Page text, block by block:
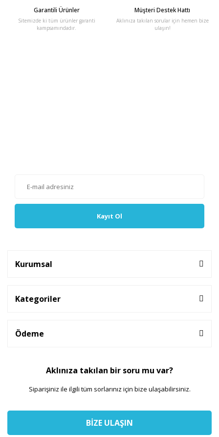
Garantili Ürünler
Sitemizde ki tüm ürünler garanti
kampsamındadır.
Müşteri Destek Hattı
Aklınıza takılan sorular için hemen bize
ulaşın!
Kayıt Ol
Kurumsal
Kategoriler
Ödeme
Aklınıza takılan bir soru mu var?
Siparişiniz ile ilgili tüm sorlarınız için bize ulaşabilirsiniz.
BİZE ULAŞIN